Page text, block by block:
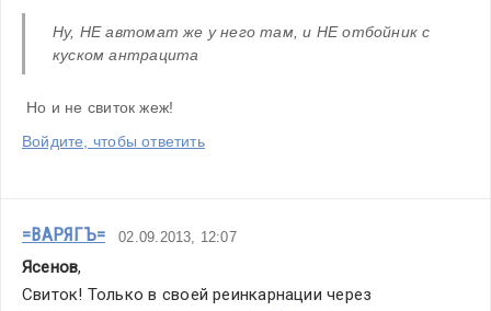
Ну, НЕ автомат же у него там, и НЕ отбойник с
куском антрацита
Но и не свиток жеж!
Войдите, чтобы ответить
=ВАРЯГЪ= 02.09.2013, 12:07
Ясенов,
Свиток! Только в своей реинкарнации через